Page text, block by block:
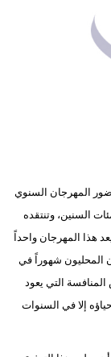
بيئة
مدوَّنات
أبراج
المهرجان السنوي
السنين، وتنتقده
هذا المهرجان واحداً
المحليون شهوراً في
التي يعود
إلا في السنوات